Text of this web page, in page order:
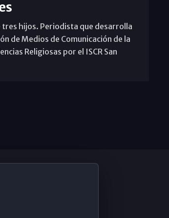
tres hijos. Periodista que desarrolla
de Medios de Comunicación de la
Religiosas por el ISCR San